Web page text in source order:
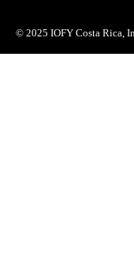
© 2025 IOFY Costa Rica,